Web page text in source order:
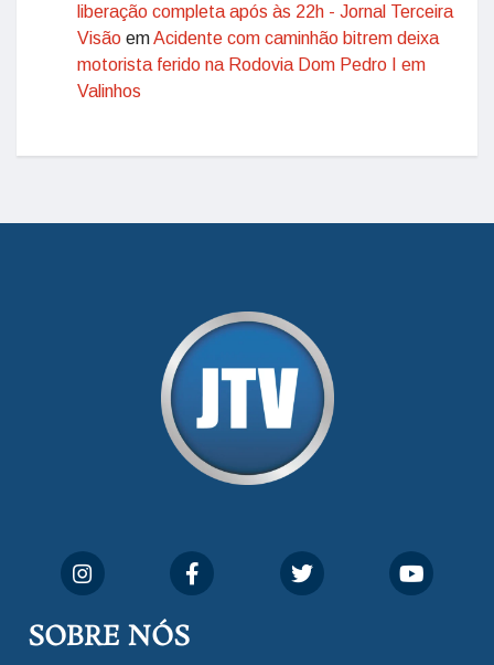
liberação completa após às 22h - Jornal Terceira
Visão emAcidente com caminhão bitrem deixa
motorista ferido na Rodovia Dom Pedro I em
Valinhos
SOBRE NÓS